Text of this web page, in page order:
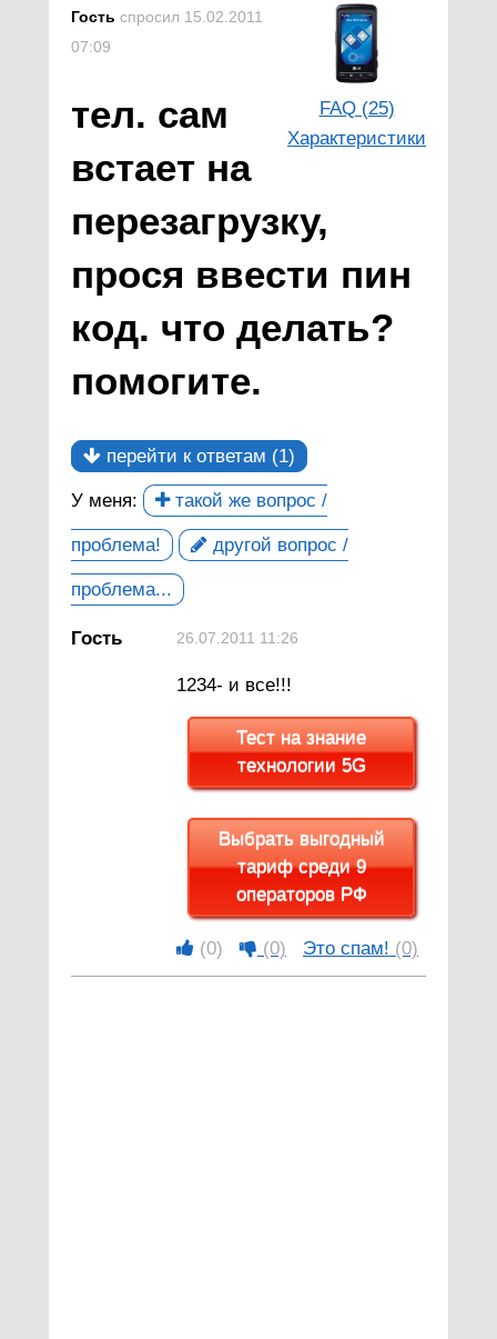
FAQ (25)
Характеристики
Гость спросил 15.02.2011
07:09
тел. сам
встает на
перезагрузку,
прося ввести пин
код. что делать?
помогите.
перейти к ответам (1)
У меня: такой же вопрос /
проблема! другой вопрос /
проблема...
Гость 26.07.2011 11:26
1234- и все!!!
Тест на знание
технологии 5G
Выбрать выгодный
тариф среди 9
операторов РФ
(0) (0) Это спам! (0)